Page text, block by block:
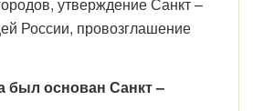
России, провозглашение
был основан Санкт –